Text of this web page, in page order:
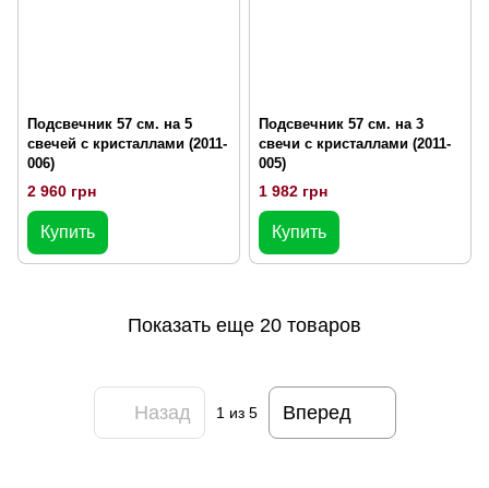
Подсвечник 57 см. на 5
свечей с кристаллами (2011-
006)
2 960 грн
Купить
Подсвечник 57 см. на 3
свечи с кристаллами (2011-
005)
1 982 грн
Купить
Показать еще 20 товаров
Назад 1 из 5 Вперед